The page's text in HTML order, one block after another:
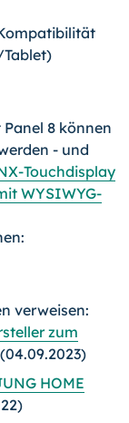
8 können
- und
Touchdisplay
WYSIWYG-
verweisen:
zum
(04.09.2023)
HOME